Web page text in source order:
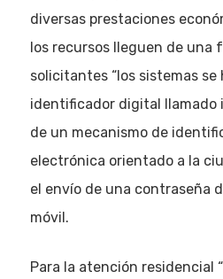
diversas prestaciones
los recursos lleguen de una
solicitantes “los sistemas
identificador digital llamado
de un mecanismo de
electrónica orientado a la
el envío de una contraseña
móvil.
Para la atención residencial